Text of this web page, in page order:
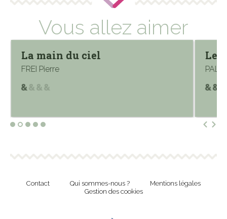
Vous allez aimer
La main du ciel
FREI Pierre
Le
Contact Qui sommes-nous ?
Mentions légales
Gestion des cookies